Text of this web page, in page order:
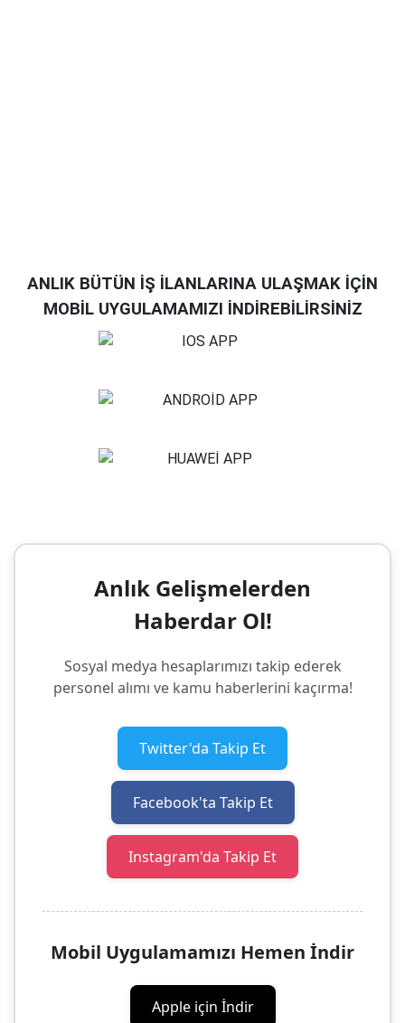
ANLIK BÜTÜN İŞ İLANLARINA ULAŞMAK İÇİN
MOBİL UYGULAMAMIZI İNDİREBİLİRSİNİZ
Anlık Gelişmelerden
Haberdar Ol!
Sosyal medya hesaplarımızı takip ederek
personel alımı ve kamu haberlerini kaçırma!
Twitter'da Takip Et
Facebook'ta Takip Et
Instagram'da Takip Et
Mobil Uygulamamızı Hemen İndir
Apple için İndir